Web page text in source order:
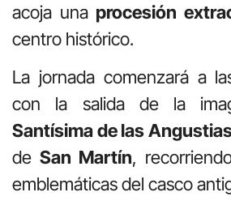
acoja una procesión
centro histórico.
La jornada comenzará a
con la salida de la
Santísima de las
de San Martín,
emblemáticas del casco